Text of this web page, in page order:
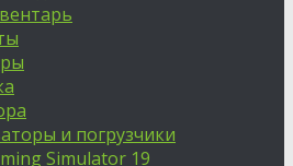
и погрузчики
Simulator 19